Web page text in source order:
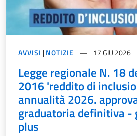
AVVISI |NOTIZIE 17 GIU 2026
Legge regionale N. 18
2016 'reddito di
annualità 2026.
graduatoria definitiva -
plus